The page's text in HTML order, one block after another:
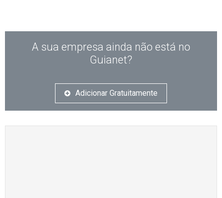
A sua empresa ainda não está no
Guianet?
Adicionar Gratuitamente